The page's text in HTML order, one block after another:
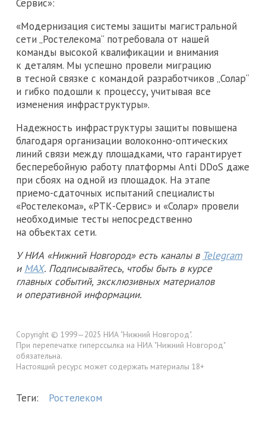
Сервис»:
«Модернизация системы защиты магистральной
сети „Ростелекома“ потребовала от нашей
команды высокой квалификации и внимания
к деталям. Мы успешно провели миграцию
в тесной связке с командой разработчиков „Солар“
и гибко подошли к процессу, учитывая все
изменения инфраструктуры».
Надежность инфраструктуры защиты повышена
благодаря организации волоконно-оптических
линий связи между площадками, что гарантирует
бесперебойную работу платформы Anti DDoS даже
при сбоях на одной из площадок. На этапе
приемо-сдаточных испытаний специалисты
«Ростелекома», «РТК-Сервис» и «Солар» провели
необходимые тесты непосредственно
на объектах сети.
У НИА «Нижний Новгород» есть каналы в Telegram
и MAX. Подписывайтесь, чтобы быть в курсе
главных событий, эксклюзивных материалов
и оперативной информации.
Copyright © 1999—2025 НИА "Нижний Новгород".
При перепечатке гиперссылка на НИА "Нижний Новгород"
обязательна.
Настоящий ресурс может содержать материалы 18+
Теги: Ростелеком